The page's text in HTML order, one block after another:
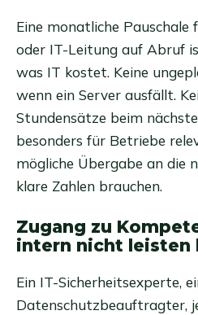
Eine monatliche Pauschale
oder IT-Leitung auf Abruf
was IT kostet. Keine
wenn ein Server ausfällt.
Stundensätze beim
besonders für Betriebe
mögliche Übergabe an die
klare Zahlen brauchen.
Zugang zu
intern nicht leisten
Ein IT-Sicherheitsexperte,
Datenschutzbeauftragter,